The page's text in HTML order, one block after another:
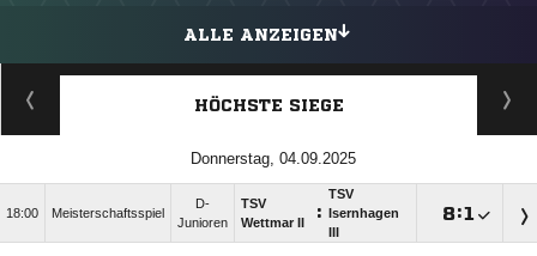
ALLE ANZEIGEN
HÖCHSTE SIEGE
Donnerstag, 04.09.2025
18:00 Meisterschaftsspiel
D-
Junioren
TSV
Wettmar II
:
TSV
Isernhagen
: